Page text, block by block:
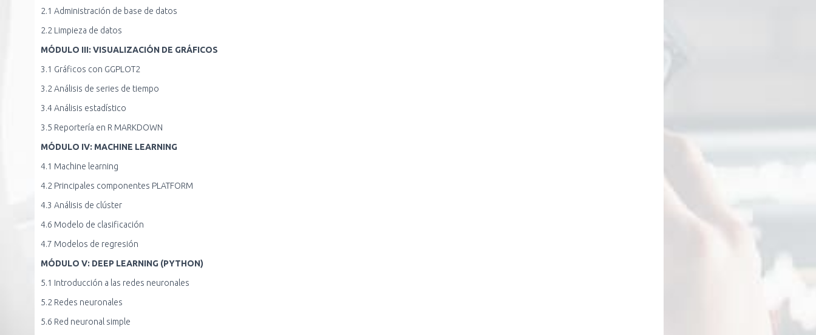
2.1 Administración de base de datos
2.2 Limpieza de datos
MÓDULO III: VISUALIZACIÓN DE GRÁFICOS
3.1 Gráficos con GGPLOT2
3.2 Análisis de series de tiempo
3.4 Análisis estadístico
3.5 Reportería en R MARKDOWN
MÓDULO IV: MACHINE LEARNING
4.1 Machine learning
4.2 Principales componentes PLATFORM
4.3 Análisis de clúster
4.6 Modelo de clasificación
4.7 Modelos de regresión
MÓDULO V: DEEP LEARNING (PYTHON)
5.1 Introducción a las redes neuronales
5.2 Redes neuronales
5.6 Red neuronal simple